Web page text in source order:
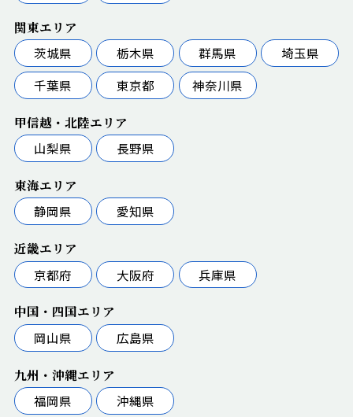
関東エリア
茨城県
栃木県 群馬県
埼玉県
千葉県
東京都 神奈川県
甲信越・北陸エリア
山梨県
長野県
東海エリア
静岡県
愛知県
近畿エリア
京都府
大阪府 兵庫県
中国・四国エリア
岡山県
広島県
九州・沖縄エリア
福岡県
沖縄県